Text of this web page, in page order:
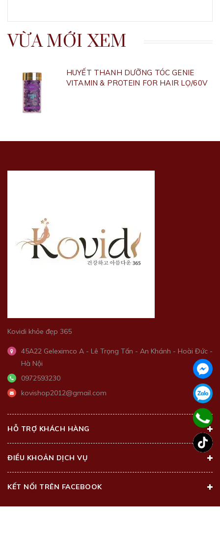
VỪA MỚI XEM
HUYẾT THANH DƯỠNG TÓC GENIE
VITAMIN & PROTEIN FOR HAIR LỌ/60V
Kovidi khỏe đẹp 365
45A22 Geleximco A - Lê Trọng Tấn - An Khánh - Hoài Đức -
Hà Nội
0972593230
kovishop2012@gmail.com
HỖ TRỢ KHÁCH HÀNG
ĐIỀU KHOẢN DỊCH VỤ
KẾT NỐI TRÊN FACEBOOK